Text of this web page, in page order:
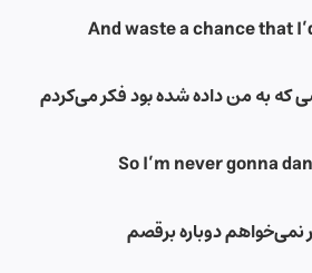
And waste a chance that
که به من داده شده بود فکر می‌کردم
So I’m never gonna
دوباره برقصم